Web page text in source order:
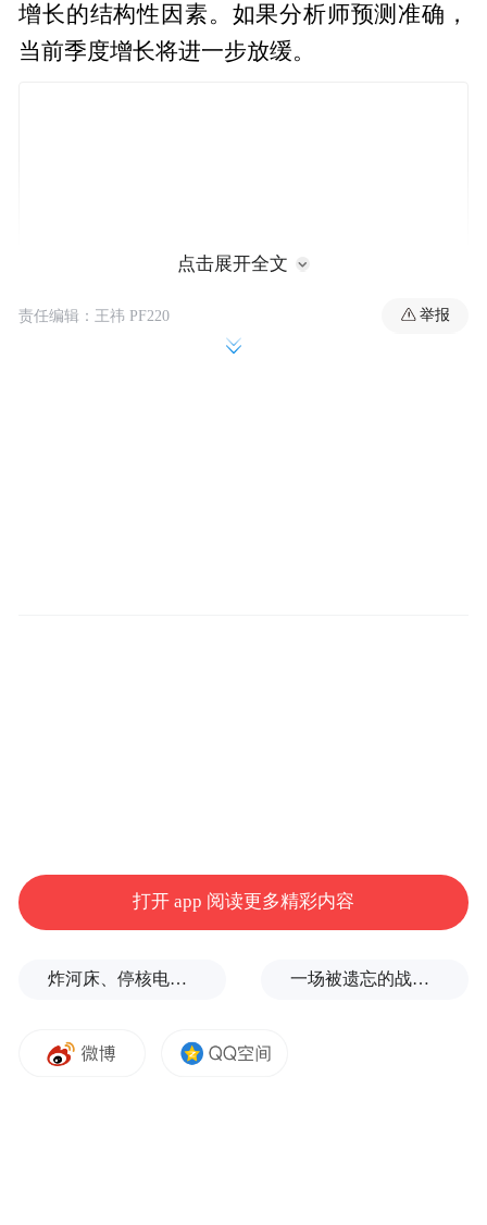
增长的结构性因素。如果分析师预测准确，
当前季度增长将进一步放缓。
英伟达增长轨迹回归现实
分析师预期高出53%，随后迎来一连串销售
点击展开全文
责任编辑：王祎 PF220 举报
打开 app 阅读更多精彩内容
炸河床、停核电、运费暴涨……百年一遇大旱席卷欧洲重创经济 一场被遗忘的战争，彻底杀红了眼